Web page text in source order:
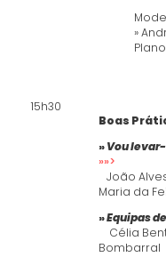
»
15h30
Boas
»Vou
»»>
João
Maria da
»Equipas
Célia
Bombarral